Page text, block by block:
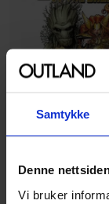
Samtykke
Denne
Vi bruker